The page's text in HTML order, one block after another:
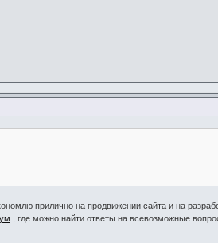
прилично на продвижении сайта и на
, где можно найти ответы на всевозможные